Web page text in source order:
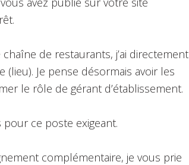
de restaurants, j’ai directement
Je pense désormais avoir les
le rôle de gérant d’établissement.
ce poste exigeant.
complémentaire, je vous prie